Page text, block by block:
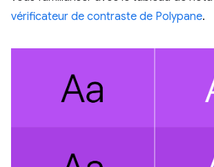
vérificateur de contraste de Polypane.